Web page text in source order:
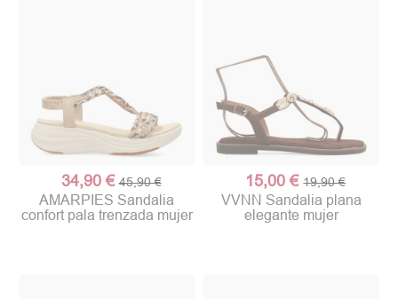
34,90 € 45,90 €
AMARPIES Sandalia
confort pala trenzada mujer
15,00 € 19,90 €
VVNN Sandalia plana
elegante mujer